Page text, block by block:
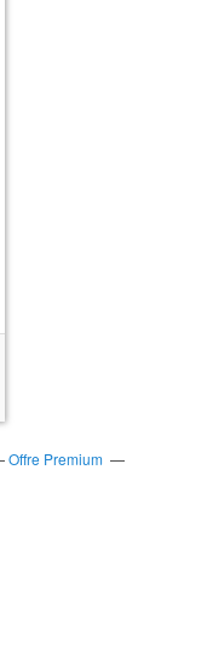
Offre Premium